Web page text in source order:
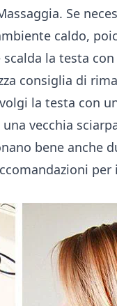
Se
caldo,
la testa
consiglia di
la testa con
vecchia
bene anche